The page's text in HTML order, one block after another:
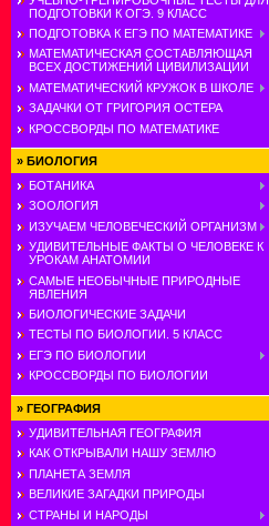
ПОДГОТОВКИ К ОГЭ. 9 КЛАСС
ПОДГОТОВКА К ЕГЭ ПО МАТЕМАТИКЕ
МАТЕМАТИЧЕСКАЯ СОСТАВЛЯЮЩАЯ
ВСЕХ ДОСТИЖЕНИЙ ЦИВИЛИЗАЦИИ
МАТЕМАТИЧЕСКИЙ КРУЖОК В ШКОЛЕ
ЗАДАЧКИ ОТ ГРИГОРИЯ ОСТЕРА
КРОССВОРДЫ ПО МАТЕМАТИКЕ
» БИОЛОГИЯ
БОТАНИКА
ЗООЛОГИЯ
ИЗУЧАЕМ ЧЕЛОВЕЧЕСКИЙ ОРГАНИЗМ
УДИВИТЕЛЬНЫЕ ФАКТЫ О ЧЕЛОВЕКЕ К
УРОКАМ АНАТОМИИ
САМЫЕ НЕОБЫЧНЫЕ ПРИРОДНЫЕ
ЯВЛЕНИЯ
БИОЛОГИЧЕСКИЕ ЗАДАЧИ
ТЕСТЫ ПО БИОЛОГИИ. 5 КЛАСС
ЕГЭ ПО БИОЛОГИИ
КРОССВОРДЫ ПО БИОЛОГИИ
» ГЕОГРАФИЯ
УДИВИТЕЛЬНАЯ ГЕОГРАФИЯ
КАК ОТКРЫВАЛИ НАШУ ЗЕМЛЮ
ПЛАНЕТА ЗЕМЛЯ
ВЕЛИКИЕ ЗАГАДКИ ПРИРОДЫ
СТРАНЫ И НАРОДЫ